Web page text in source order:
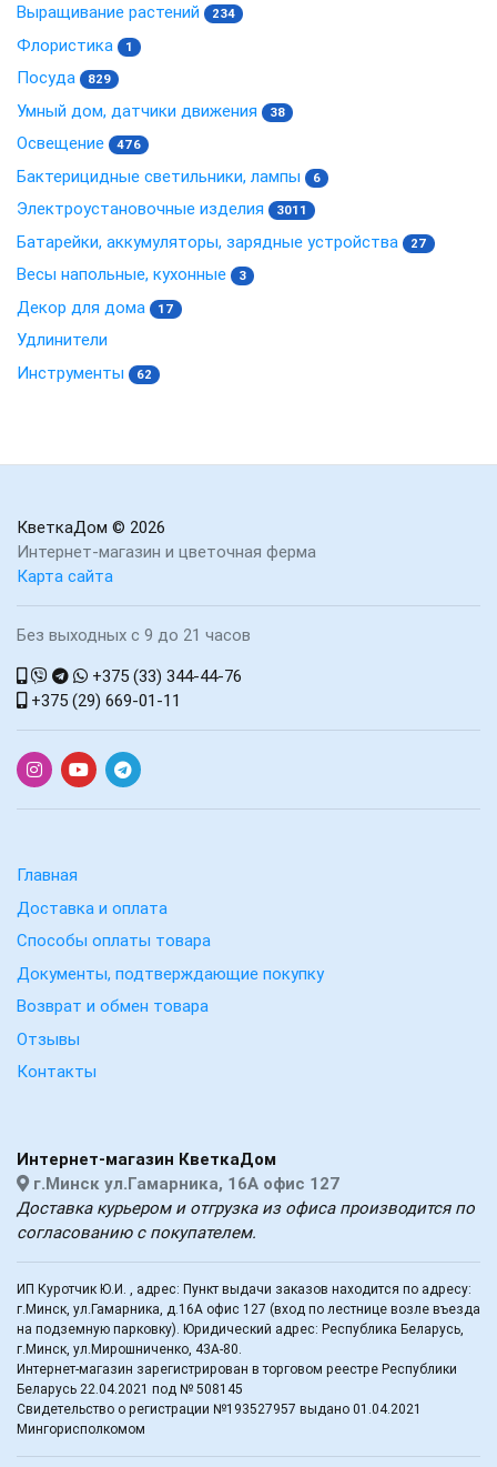
Выращивание растений 234
Флористика 1
Посуда 829
Умный дом, датчики движения 38
Освещение 476
Бактерицидные светильники, лампы 6
Электроустановочные изделия 3011
Батарейки, аккумуляторы, зарядные устройства 27
Весы напольные, кухонные 3
Декор для дома 17
Удлинители
Инструменты
62
КветкаДом © 2026
Интернет-магазин и цветочная ферма
Карта сайта
Без выходных с 9 до 21 часов
+375 (33) 344-44-76
+375 (29) 669-01-11
Главная
Доставка и оплата
Способы оплаты товара
Документы, подтверждающие покупку
Возврат и обмен товара
Отзывы
Контакты
Интернет-магазин КветкаДом
г.Минск ул.Гамарника, 16А офис 127
Доставка курьером и отгрузка из офиса производится по
согласованию с покупателем.
ИП Куротчик Ю.И. , адрес: Пункт выдачи заказов находится по адресу:
г.Минск, ул.Гамарника, д.16А офис 127 (вход по лестнице возле въезда
на подземную парковку). Юридический адрес: Республика Беларусь,
г.Минск, ул.Мирошниченко, 43А-80.
Интернет-магазин зарегистрирован в торговом реестре Республики
Беларусь 22.04.2021 под № 508145
Свидетельство о регистрации №193527957 выдано 01.04.2021
Мингорисполкомом